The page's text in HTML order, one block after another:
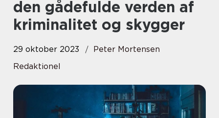
den gådefulde verden af
kriminalitet og skygger
29 oktober 2023
Peter Mortensen
Redaktionel